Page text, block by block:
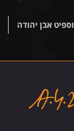
אבן יהודה